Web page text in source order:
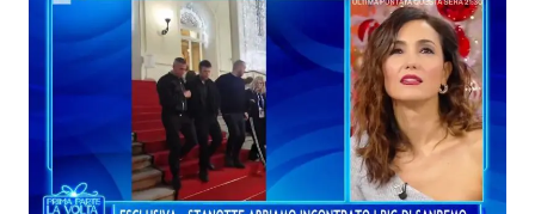
News Spettacolo
Benessere
Casa
Cucina e Ricette
Consigli di Cucina